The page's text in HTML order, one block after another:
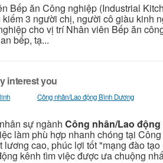
Bếp ăn Công nghiệp (Industrial
kiếm 3 người chị, người cô giàu kinh
cho vị trí Nhân viên Bếp ăn
bếp, tạ...
interest you
Công nhân/Lao động Bình Dương
sự ngành Công nhân/Lao động
làm phù hợp nhanh chóng tại
lương cao, phúc lợi tốt "mạng đào
kênh tìm việc được ưa chuộng